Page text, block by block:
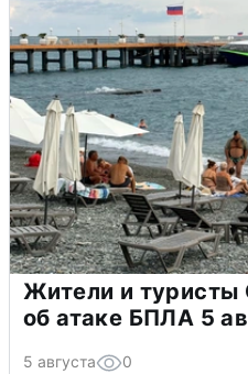
Жители и туристы
об атаке БПЛА 5
5 августа 0